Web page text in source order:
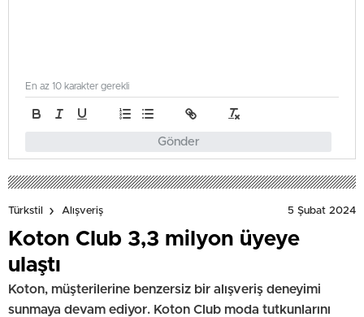
Gönder
En az 10 karakter gerekli
Türkstil Alışveriş 5 Şubat 2024
Koton Club 3,3 milyon üyeye
ulaştı
Koton, müşterilerine benzersiz bir alışveriş deneyimi
sunmaya devam ediyor. Koton Club moda tutkunlarını